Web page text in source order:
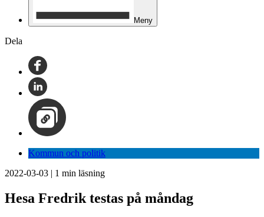
Meny
Dela
Kommun och politik
2022-03-03 | 1 min läsning
Hesa Fredrik testas på måndag